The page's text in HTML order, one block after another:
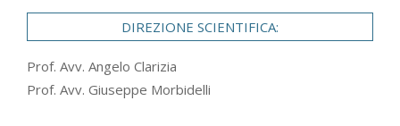
DIREZIONE SCIENTIFICA:
Prof. Avv. Angelo Clarizia
Prof. Avv. Giuseppe Morbidelli